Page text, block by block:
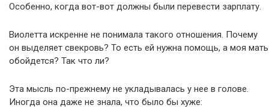
Особенно, когда вот-вот должны были перевести зарплату.
Виолетта искренне не понимала такого отношения. Почему
он выделяет свекровь? То есть ей нужна помощь, а моя мать
обойдется? Так что ли?
Эта мысль по-прежнему не укладывалась у нее в голове.
Иногда она даже не знала, что было бы хуже: